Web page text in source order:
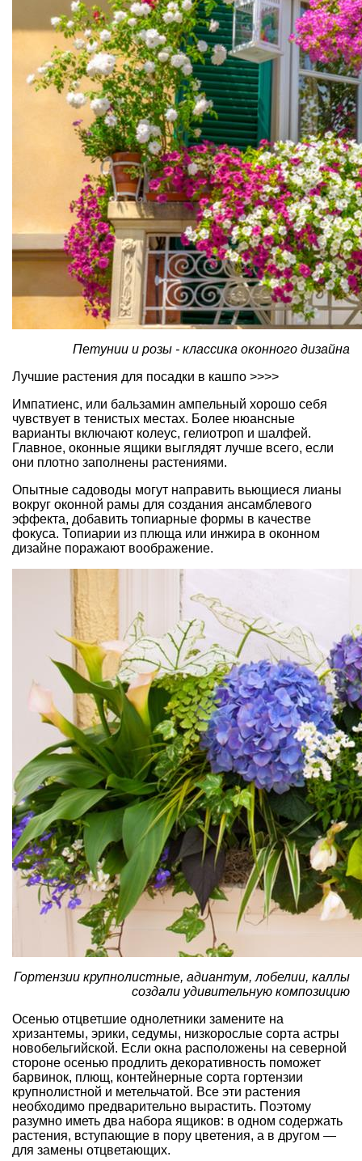
Петунии и розы - классика оконного дизайна
Лучшие растения для посадки в кашпо >>>>
Импатиенс, или бальзамин ампельный хорошо себя
чувствует в тенистых местах. Более нюансные
варианты включают колеус, гелиотроп и шалфей.
Главное, оконные ящики выглядят лучше всего, если
они плотно заполнены растениями.
Опытные садоводы могут направить вьющиеся лианы
вокруг оконной рамы для создания ансамблевого
эффекта, добавить топиарные формы в качестве
фокуса. Топиарии из плюща или инжира в оконном
дизайне поражают воображение.
Гортензии крупнолистные, адиантум, лобелии, каллы
создали удивительную композицию
Осенью отцветшие однолетники замените на
хризантемы, эрики, седумы, низкорослые сорта астры
новобельгийской. Если окна расположены на северной
стороне осенью продлить декоративность поможет
барвинок, плющ, контейнерные сорта гортензии
крупнолистной и метельчатой. Все эти растения
необходимо предварительно вырастить. Поэтому
разумно иметь два набора ящиков: в одном содержать
растения, вступающие в пору цветения, а в другом —
для замены отцветающих.